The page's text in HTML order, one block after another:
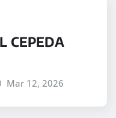
CEPEDA
Mar 12, 2026